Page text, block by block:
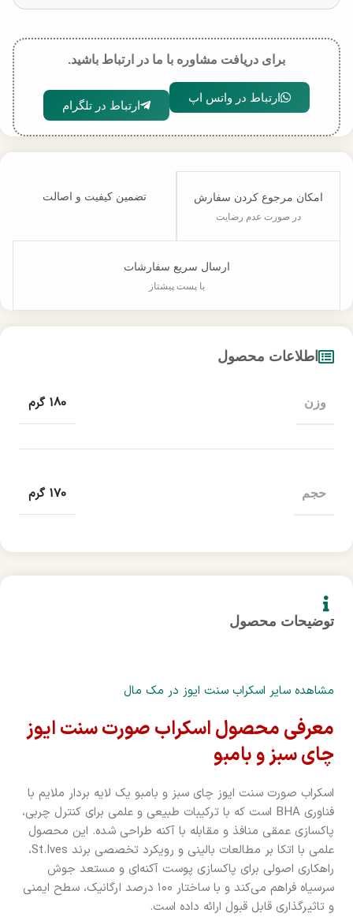
برای دریافت مشاوره با ما در ارتباط باشید.
ارتباط در واتس اپ
ارتباط در تلگرام
امکان مرجوع کردن سفارش
در صورت عدم رضایت
تضمین کیفیت و اصالت
ارسال سریع سفارشات
با پست پیشتاز
توضیحات محصول
مشاهده سایر اسکراب سنت ایوز در مک مال
معرفی محصول اسکراب صورت سنت ایوز
چای سبز و بامبو
اسکراب صورت سنت ایوز چای سبز و بامبو یک لایه بردار ملایم با
فناوری BHA است که با ترکیبات طبیعی و علمی برای کنترل چربی،
پاکسازی عمقی منافذ و مقابله با آکنه طراحی شده. این محصول
علمی با اتکا بر مطالعات بالینی و رویکرد تخصصی برند St.Ives،
راهکاری اصولی برای پاکسازی پوست آکنه‌ای و مستعد جوش
سرسیاه فراهم می‌کند و با ساختار ۱۰۰ درصد ارگانیک، سطح ایمنی
و تاثیرگذاری قابل قبول ارائه داده است.
اطلاعات محصول
وزن 180 گرم
حجم 170 گرم